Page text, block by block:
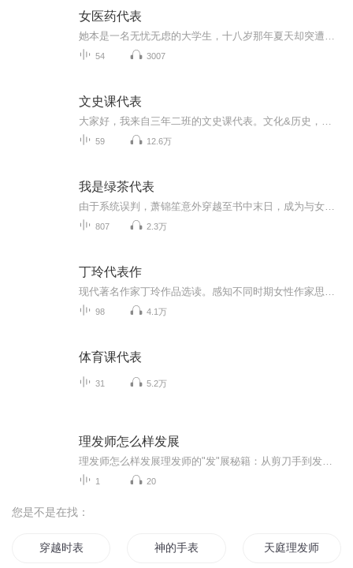
女医药代表
54 3007
文史课代表
59 12.6万
我是绿茶代表
807 2.3万
丁玲代表作
98 4.1万
体育课代表
31 5.2万
理发师怎么样发展
1 20
您是不是在找：
穿越时表 神的手表 天庭理发师